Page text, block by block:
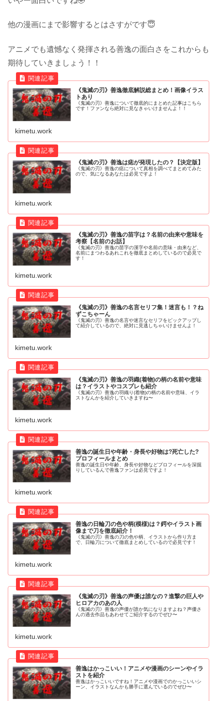
他の漫画にまで影響するとはさすがです😇
アニメでも遺憾なく発揮される善逸の面白さをこれからも
期待していきましょう！！
《鬼滅の刃》善逸徹底解説総まとめ！画像イラス
トあり
《鬼滅の刃》善逸について徹底的にまとめた記事はこちら
です！ファンなら絶対に見なきゃいけませんよ！！
kimetu.work
《鬼滅の刃》善逸は痣が発現したの？【決定版】
《鬼滅の刃》善逸の痣について真相を調べてまとめてみた
ので、気になるあなたは必見ですよ！
kimetu.work
《鬼滅の刃》善逸の苗字は？名前の由来や意味を
考察【名前のお話】
《鬼滅の刃》善逸の苗字の漢字や名前の意味・由来など、
名前にまつわるあれこれを徹底まとめしているので必見で
す！
kimetu.work
《鬼滅の刃》善逸の名言セリフ集！迷言も！？ね
ずこちゃーん
《鬼滅の刃》善逸の名言や迷言なセリフをピックアップし
て紹介しているので、絶対に見逃しちゃいけませんよ！
kimetu.work
《鬼滅の刃》善逸の羽織(着物)の柄の名前や意味
は？イラストやコスプレも紹介
《鬼滅の刃》善逸の羽織り(着物)の柄の名前や意味、イラ
ストなんかを紹介していきますね〜
kimetu.work
善逸の誕生日や年齢・身長や好物は?死亡した?
プロフィールまとめ
善逸の誕生日や年齢、身長や好物などプロフィールを深掘
りしているんで善逸ファンは必見ですよ！
kimetu.work
善逸の日輪刀の色や柄(模様)は？鍔やイラスト画
像まで刀を徹底紹介！
《鬼滅の刃》善逸の刀の色や柄、イラストから作り方ま
で、日輪刀について徹底まとめしているので必見です！
kimetu.work
《鬼滅の刃》善逸の声優は誰なの？進撃の巨人や
ヒロアカのあの人
《鬼滅の刃》善逸の声優が誰か気になりますよね？声優さ
んの過去作品もあわせてご紹介するのでぜひ〜
kimetu.work
善逸はかっこいい！アニメや漫画のシーンやイラ
ストを紹介
善逸はかっこいいですね！アニメや漫画でのかっこいいシ
ーン、イラストなんかも勝手に選んでいるのでぜひ〜